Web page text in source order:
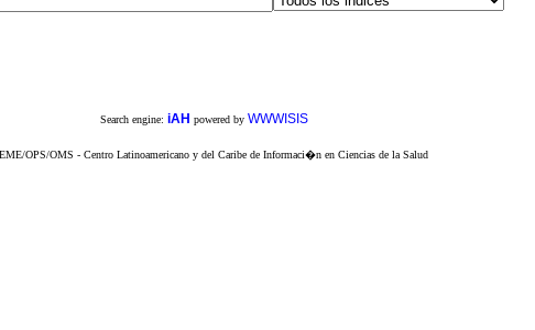
Search engine: iAH powered by WWWISIS
OPS/OMS - Centro Latinoamericano y del Caribe de Informaci�n en Ciencias de la Salud